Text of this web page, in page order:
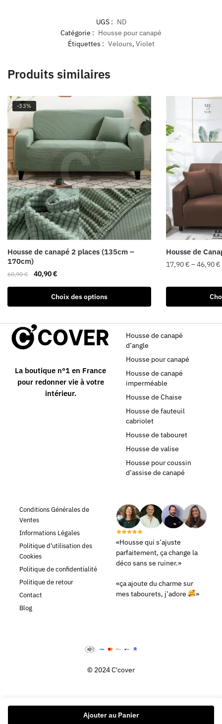
Ajouter au Panier
UGS : ND
Catégorie : Housse pour canapé
Étiquettes : Velours, Violet
Produits similaires
-33%
Housse de canapé 2 places (135cm –
170cm)
60,90€ 40,90€
Choix des options
Housse de
17,90€ –46,90€
La boutique n°1 en France
pour redonner vie à votre
intérieur.
Housse de canapé
d’angle
Housse pour canapé
Housse de canapé
imperméable
Housse de Chaise
Housse de fauteuil
cabriolet
Housse de tabouret
Housse de valise
Housse pour coussin
d’assise de canapé
Conditions Générales de
Ventes
Informations Légales
Politique d'utilisation des
Cookies
Politique de confidentialité
Politique de retour
Contact
Blog
«Housse qui s’ajuste
parfaitement, ça change la
déco sans se ruiner.»
«ça ajoute du charme sur
mes tabourets, j’adore
»
© 2024 C'cover